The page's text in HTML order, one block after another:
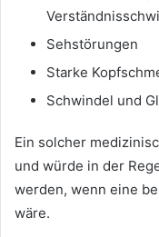
Sehstörungen
Starke
Schwindel und
Ein solcher
und würde in der
werden, wenn eine
wäre.